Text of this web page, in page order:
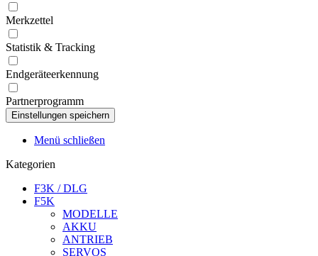
Merkzettel
Statistik & Tracking
Endgeräteerkennung
Partnerprogramm
Menü schließen
Kategorien
F3K / DLG
F5K
MODELLE
AKKU
ANTRIEB
SERVOS